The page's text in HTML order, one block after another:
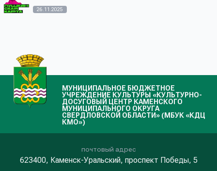
26.11.2025
МУНИЦИПАЛЬНОЕ БЮДЖЕТНОЕ
УЧРЕЖДЕНИЕ КУЛЬТУРЫ «КУЛЬТУРНО-
ДОСУГОВЫЙ ЦЕНТР КАМЕНСКОГО
МУНИЦИПАЛЬНОГО ОКРУГА
СВЕРДЛОВСКОЙ ОБЛАСТИ» (МБУК «КДЦ
КМО»)
почтовый адрес
623400, Каменск-Уральский, проспект Победы, 5